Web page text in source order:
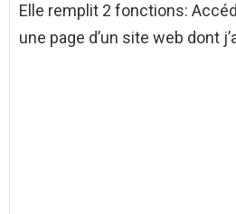
Elle remplit 2 fonctions:
une page d’un site web dont